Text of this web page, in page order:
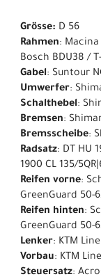
Grösse: D 56
Rahmen:
Bosch BDU38 /
Gabel: Suntour
Umwerfer:
Schalthebel:
Bremsen:
Bremsscheibe:
Radsatz: DT HU
1900 CL 135/
Reifen vorne:
GreenGuard 50-
Reifen hinten:
GreenGuard 50-
Lenker: KTM
Vorbau: KTM
Steuersatz: